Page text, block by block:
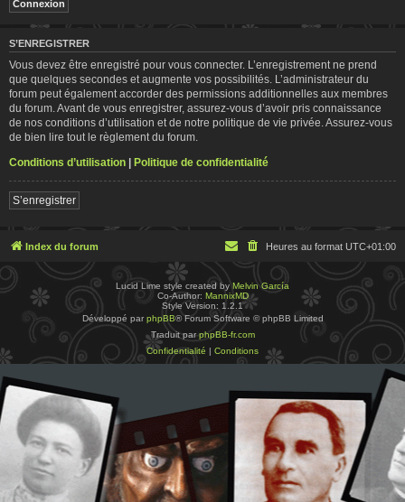
S’ENREGISTRER
Vous devez être enregistré pour vous connecter. L’enregistrement ne prend
que quelques secondes et augmente vos possibilités. L’administrateur du
forum peut également accorder des permissions additionnelles aux membres
du forum. Avant de vous enregistrer, assurez-vous d’avoir pris connaissance
de nos conditions d’utilisation et de notre politique de vie privée. Assurez-vous
de bien lire tout le règlement du forum.
Conditions d’utilisation | Politique de confidentialité
S’enregistrer
Index du forum Heures au format UTC+01:00
Lucid Lime style created byMelvin García
Co-Author: MannixMD
Style Version: 1.2.1
Développé par phpBB® Forum Software © phpBB Limited
Traduit parphpBB-fr.com
Confidentialité | Conditions